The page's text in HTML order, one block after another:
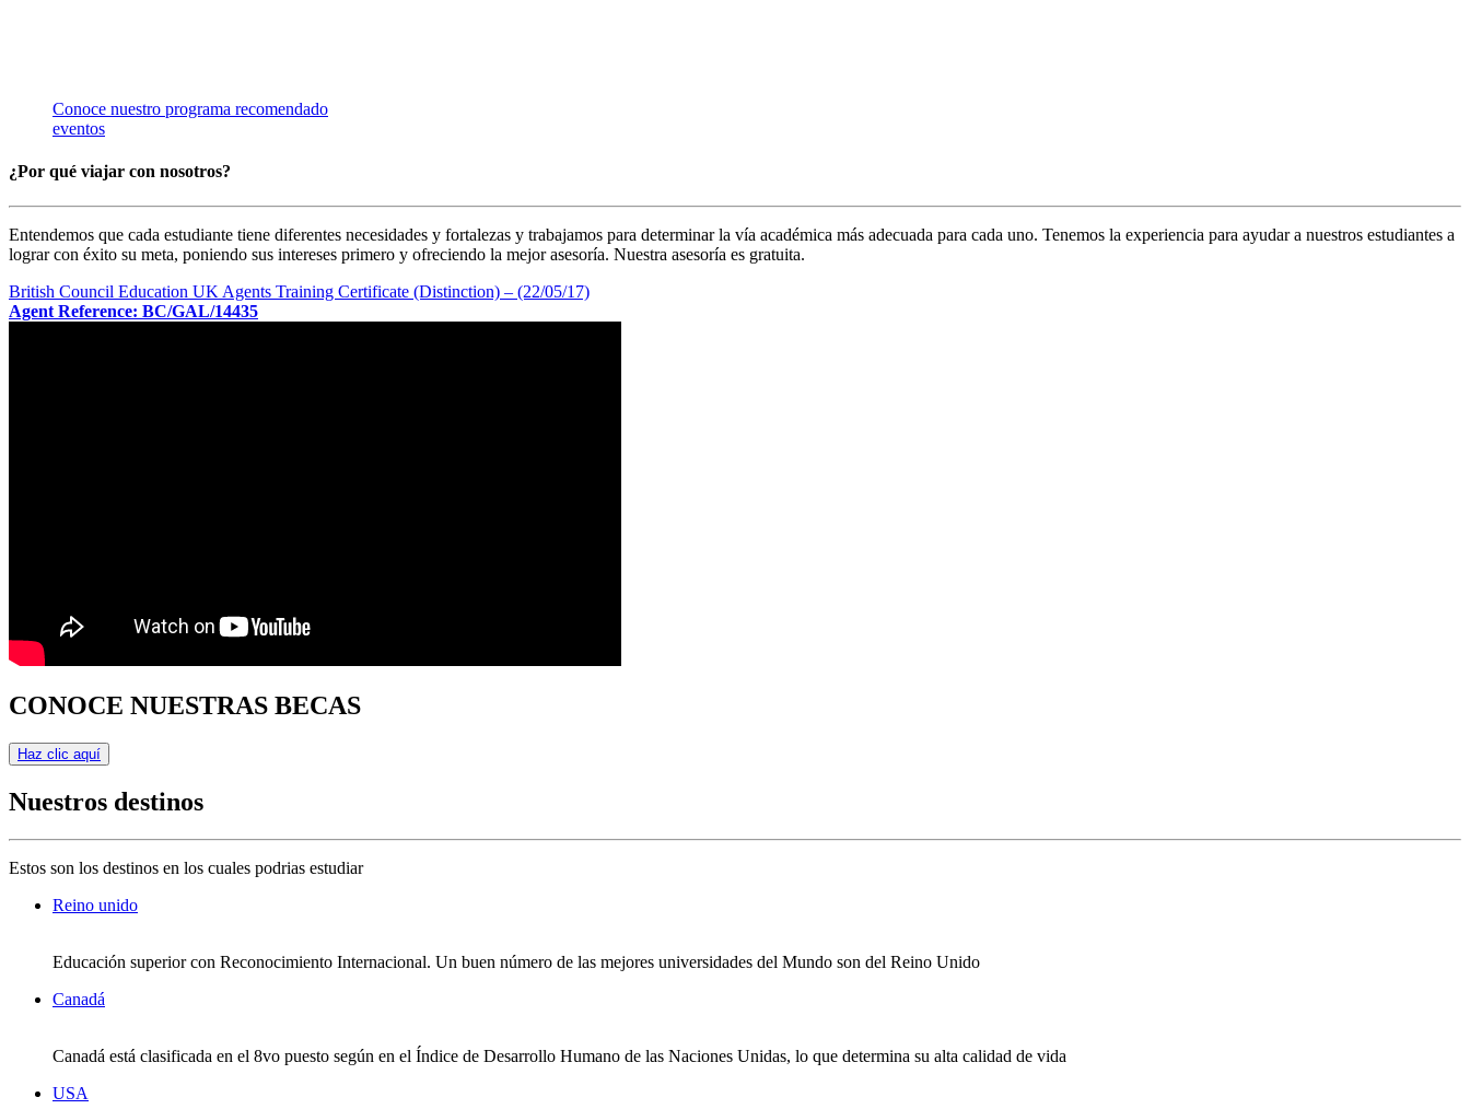
Conoce nuestro programa recomendado
eventos
¿Por qué viajar con nosotros?
Entendemos que cada estudiante tiene diferentes necesidades y fortalezas y trabajamos para determinar la vía académica más adecuada para cada uno. Tenemos la experiencia para ayudar a nuestros estudiantes a
lograr con éxito su meta, poniendo sus intereses primero y ofreciendo la mejor asesoría. Nuestra asesoría es gratuita.
British Council Education UK Agents Training Certificate (Distinction) – (22/05/17)
Agent Reference: BC/GAL/14435
CONOCE NUESTRAS BECAS
Haz clic aquí
Nuestros destinos
Estos son los destinos en los cuales podrias estudiar
Reino unido
Educación superior con Reconocimiento Internacional. Un buen número de las mejores universidades del Mundo son del Reino Unido
Canadá
Canadá está clasificada en el 8vo puesto según en el Índice de Desarrollo Humano de las Naciones Unidas, lo que determina su alta calidad de vida
USA